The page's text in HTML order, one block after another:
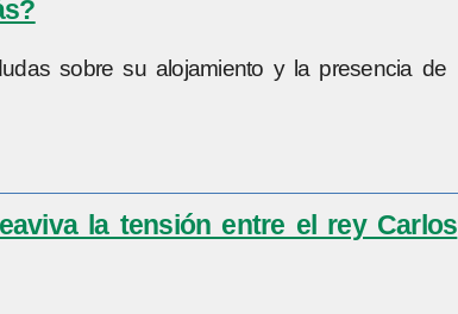
sobre su alojamiento y la presencia de
la tensión entre el rey Carlos